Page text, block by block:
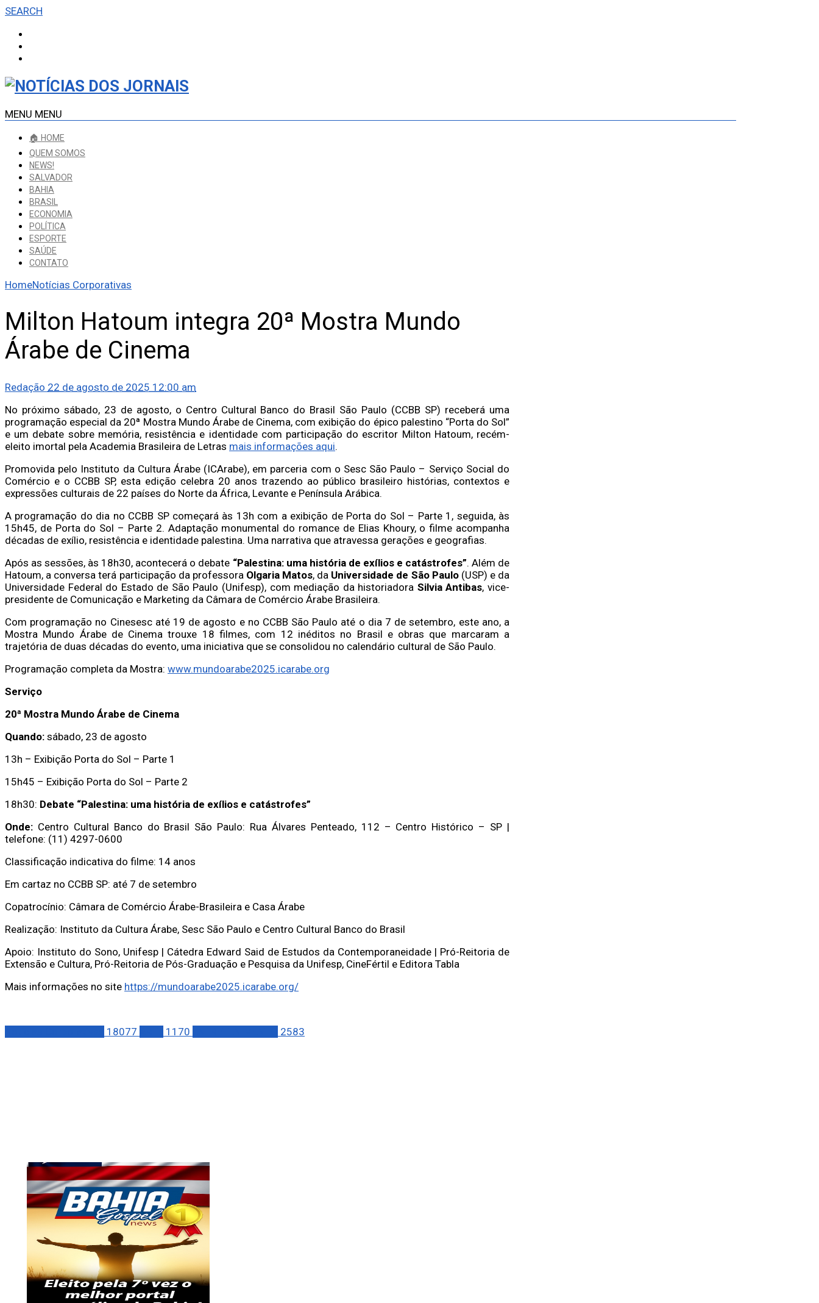
SEARCH
MENU MENU
🏠 HOME
QUEM SOMOS
NEWS!
SALVADOR
BAHIA
BRASIL
ECONOMIA
POLÍTICA
ESPORTE
SAÚDE
CONTATO
HomeNotícias Corporativas
Milton Hatoum integra 20ª Mostra Mundo
Árabe de Cinema
Redação 22 de agosto de 2025 12:00 am
No próximo sábado, 23 de agosto, o Centro Cultural Banco do Brasil São Paulo (CCBB SP) receberá uma
programação especial da 20ª Mostra Mundo Árabe de Cinema, com exibição do épico palestino “Porta do Sol”
e um debate sobre memória, resistência e identidade com participação do escritor Milton Hatoum, recém-
eleito imortal pela Academia Brasileira de Letras mais informações aqui.
Promovida pelo Instituto da Cultura Árabe (ICArabe), em parceria com o Sesc São Paulo – Serviço Social do
Comércio e o CCBB SP, esta edição celebra 20 anos trazendo ao público brasileiro histórias, contextos e
expressões culturais de 22 países do Norte da África, Levante e Península Arábica.
A programação do dia no CCBB SP começará às 13h com a exibição de Porta do Sol – Parte 1, seguida, às
15h45, de Porta do Sol – Parte 2. Adaptação monumental do romance de Elias Khoury, o filme acompanha
décadas de exílio, resistência e identidade palestina. Uma narrativa que atravessa gerações e geografias.
Após as sessões, às 18h30, acontecerá o debate “Palestina: uma história de exílios e catástrofes”. Além de
Hatoum, a conversa terá participação da professora Olgaria Matos, da Universidade de São Paulo(USP) e da
Universidade Federal do Estado de São Paulo (Unifesp), com mediação da historiadora Silvia Antibas, vice-
presidente de Comunicação e Marketing da Câmara de Comércio Árabe Brasileira.
Com programação no Cinesesc até 19 de agosto e no CCBB São Paulo até o dia 7 de setembro, este ano, a
Mostra Mundo Árabe de Cinema trouxe 18 filmes, com 12 inéditos no Brasil e obras que marcaram a
trajetória de duas décadas do evento, uma iniciativa que se consolidou no calendário cultural de São Paulo.
Programação completa da Mostra: www.mundoarabe2025.icarabe.org
Serviço
20ª Mostra Mundo Árabe de Cinema
Quando: sábado, 23 de agosto
13h – Exibição Porta do Sol – Parte 1
15h45 – Exibição Porta do Sol – Parte 2
18h30: Debate “Palestina: uma história de exílios e catástrofes”
Onde: Centro Cultural Banco do Brasil São Paulo: Rua Álvares Penteado, 112 – Centro Histórico – SP |
telefone: (11) 4297-0600
Classificação indicativa do filme: 14 anos
Em cartaz no CCBB SP: até 7 de setembro
Copatrocínio: Câmara de Comércio Árabe-Brasileira e Casa Árabe
Realização: Instituto da Cultura Árabe, Sesc São Paulo e Centro Cultural Banco do Brasil
Apoio: Instituto do Sono, Unifesp | Cátedra Edward Said de Estudos da Contemporaneidade | Pró-Reitoria de
Extensão e Cultura, Pró-Reitoria de Pós-Graduação e Pesquisa da Unifesp, CineFértil e Editora Tabla
Mais informações no site https://mundoarabe2025.icarabe.org/
18077 1170 2583